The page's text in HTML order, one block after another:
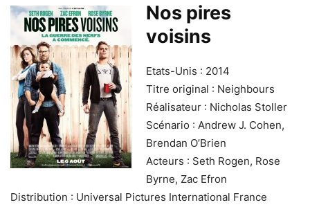
Nos pires
voisins
Etats-Unis : 2014
Titre original : Neighbours
Réalisateur : Nicholas Stoller
Scénario : Andrew J. Cohen,
Brendan O’Brien
Acteurs : Seth Rogen, Rose
Byrne, Zac Efron
Distribution : Universal Pictures International France